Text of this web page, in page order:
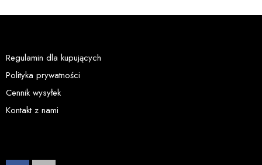
Regulamin dla kupujących
Polityka prywatności
Cennik wysyłek
Kontakt z nami